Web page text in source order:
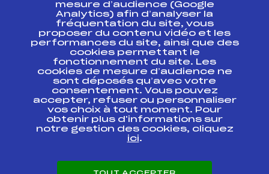
Ressources
Pass’Neige
Projet sportif fédéral
Projet de performance fédéral
Antidopage
Pôle Développement, Formation, Suivi
Scientifique
Listes ministérielles
Pôle vie de l’athlète
Enseignement professionnel
mesure d’audience (Google
Analytics) afin d’analyser la
fréquentation du site, vous
proposer du contenu vidéo et les
performances du site, ainsi que des
cookies permettant le
fonctionnement du site. Les
cookies de mesure d’audience ne
sont déposés qu’avec votre
consentement. Vous pouvez
accepter, refuser ou personnaliser
vos choix à tout moment. Pour
obtenir plus d'informations sur
notre gestion des cookies, cliquez
ici.